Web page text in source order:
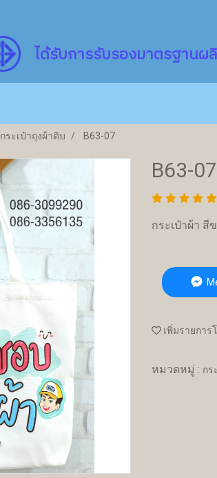
ได้รับการรับรองมาตรฐาน
กระเป๋าถุงผ้าดิบ B63-07
B63-07
กระเป๋าผ้า
เพิ่มรายการ
หมวดหมู่ : กร